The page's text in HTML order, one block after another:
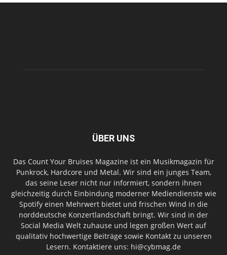
ÜBER UNS
Das Count Your Bruises Magazine ist ein Musikmagazin für
Punkrock, Hardcore und Metal. Wir sind ein junges Team,
das seine Leser nicht nur informiert, sondern ihnen
gleichzeitig durch Einbindung moderner Mediendienste wie
Spotify einen Mehrwert bietet und frischen Wind in die
norddeutsche Konzertlandschaft bringt. Wir sind in der
Social Media Welt zuhause und legen großen Wert auf
qualitativ hochwertige Beiträge sowie Kontakt zu unseren
Lesern. Kontaktiere uns: hi@cybmag.de